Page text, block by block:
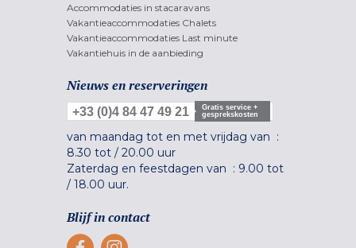
Accommodaties in stacaravans
Vakantieaccommodaties Chalets
Vakantieaccommodaties Last minute
Vakantiehuis in de aanbieding
Nieuws en reserveringen
+33 (0)4 84 47 49 21
Gratis service +
gesprekskosten
van maandag tot en met vrijdag van :
8.30 tot / 20.00 uur
Zaterdag en feestdagen van : 9.00 tot
/ 18.00 uur.
Blijf in contact